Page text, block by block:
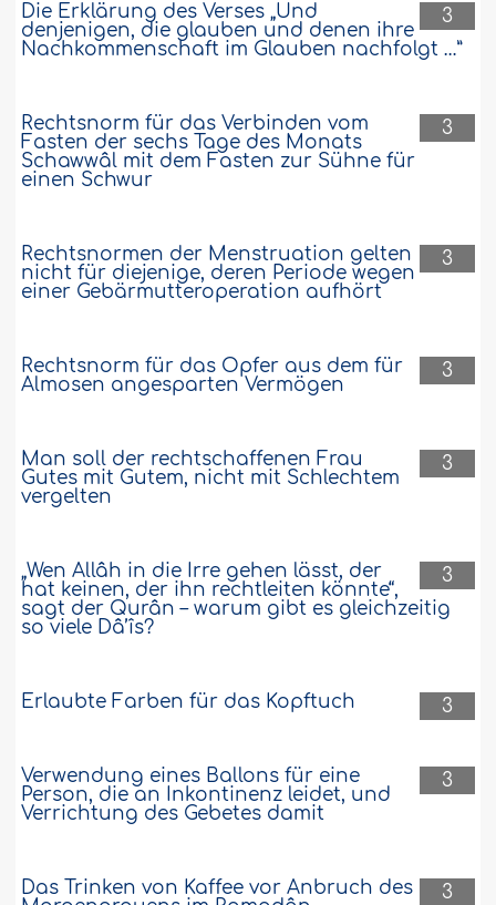
3
Die Erklärung des Verses „Und
denjenigen, die glauben und denen ihre
Nachkommenschaft im Glauben nachfolgt …”
3
Rechtsnorm für das Verbinden vom
Fasten der sechs Tage des Monats
Schawwâl mit dem Fasten zur Sühne für
einen Schwur
3
Rechtsnormen der Menstruation gelten
nicht für diejenige, deren Periode wegen
einer Gebärmutteroperation aufhört
3
Rechtsnorm für das Opfer aus dem für
Almosen angesparten Vermögen
3
Man soll der rechtschaffenen Frau
Gutes mit Gutem, nicht mit Schlechtem
vergelten
3
„Wen Allâh in die Irre gehen lässt, der
hat keinen, der ihn rechtleiten könnte“,
sagt der Qurân – warum gibt es gleichzeitig
so viele Dâ’îs?
3
Erlaubte Farben für das Kopftuch
3
Verwendung eines Ballons für eine
Person, die an Inkontinenz leidet, und
Verrichtung des Gebetes damit
3
Das Trinken von Kaffee vor Anbruch des